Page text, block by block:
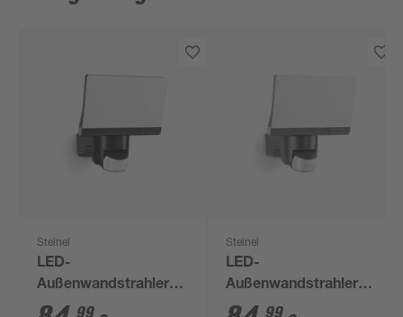
Steinel
LED-
Außenwandstrahler
'XLED home 2' mit
99
Steinel
LED-
Außenwandstrahler
'XLED home 2' mit
99